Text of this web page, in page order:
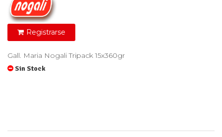
Registrarse
Gall. Maria Nogali Tripack 15x360gr
Sin Stock